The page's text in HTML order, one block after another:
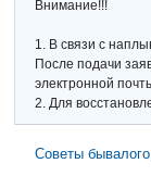
Внимание!!!
1. В связи с
После подачи
электронной
2. Для
Советы